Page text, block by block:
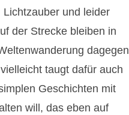
und leider
der Strecke bleiben in
dagegen
taugt dafür auch
Geschichten mit
will, das eben auf